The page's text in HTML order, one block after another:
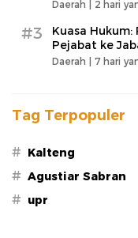
Daerah | 2 hari
#3
Kuasa
Pejabat ke
Daerah | 7 hari
Tag Terpopuler
# Kalteng
# Agustiar Sabran
# upr